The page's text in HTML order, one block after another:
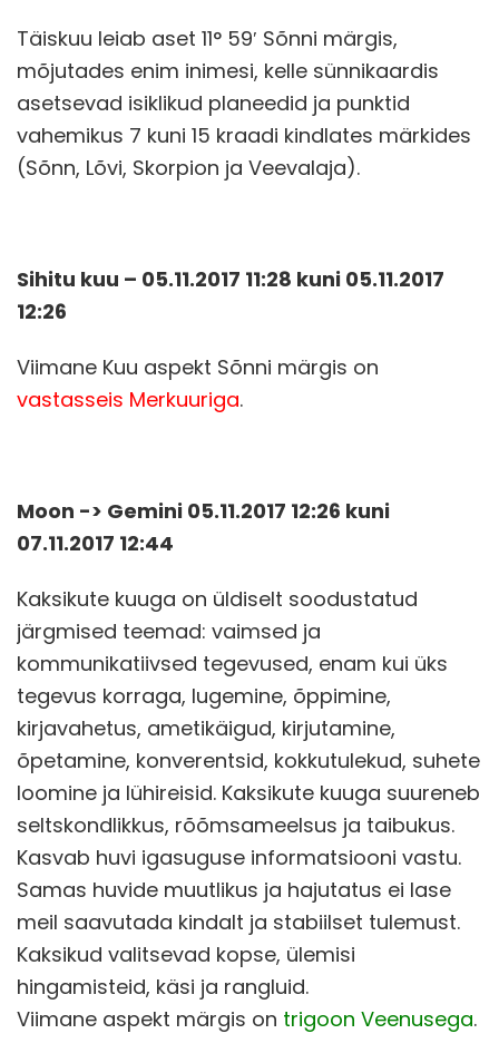
Täiskuu leiab aset 11° 59′ Sõnni märgis,
mõjutades enim inimesi, kelle sünnikaardis
asetsevad isiklikud planeedid ja punktid
vahemikus 7 kuni 15 kraadi kindlates märkides
(Sõnn, Lõvi, Skorpion ja Veevalaja).
Sihitu kuu – 05.11.2017 11:28 kuni 05.11.2017
12:26
Viimane Kuu aspekt Sõnni märgis on
vastasseis Merkuuriga.
Moon -> Gemini 05.11.2017 12:26 kuni
07.11.2017 12:44
Kaksikute kuuga on üldiselt soodustatud
järgmised teemad: vaimsed ja
kommunikatiivsed tegevused, enam kui üks
tegevus korraga, lugemine, õppimine,
kirjavahetus, ametikäigud, kirjutamine,
õpetamine, konverentsid, kokkutulekud, suhete
loomine ja lühireisid. Kaksikute kuuga suureneb
seltskondlikkus, rõõmsameelsus ja taibukus.
Kasvab huvi igasuguse informatsiooni vastu.
Samas huvide muutlikus ja hajutatus ei lase
meil saavutada kindalt ja stabiilset tulemust.
Kaksikud valitsevad kopse, ülemisi
hingamisteid, käsi ja rangluid.
Viimane aspekt märgis on trigoon Veenusega.